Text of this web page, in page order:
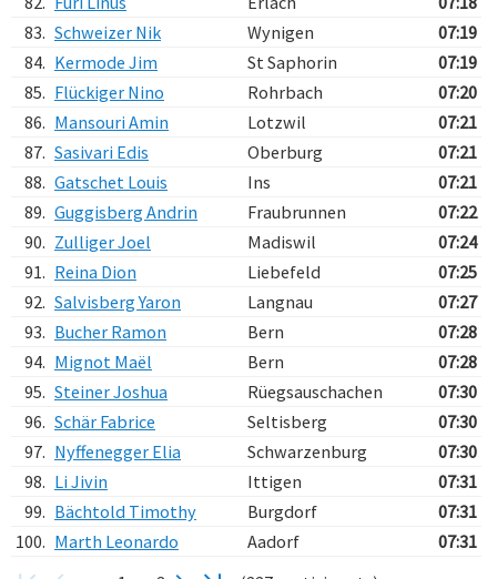
83. Schweizer Nik Wynigen
07:19
84. Kermode Jim St Saphorin
07:19
85. Flückiger Nino Rohrbach
07:20
86. Mansouri Amin Lotzwil
07:21
87. Sasivari Edis Oberburg
07:21
88. Gatschet Louis Ins
07:21
89. Guggisberg Andrin Fraubrunnen
07:22
90. Zulliger Joel Madiswil
07:24
91. Reina Dion Liebefeld
07:25
92. Salvisberg Yaron Langnau
07:27
93. Bucher Ramon Bern
07:28
94. Mignot Maël Bern
07:28
95. Steiner Joshua Rüegsauschachen
07:30
96. Schär Fabrice Seltisberg
07:30
97. Nyffenegger Elia Schwarzenburg
07:30
98. Li Jivin Ittigen
07:31
99. Bächtold Timothy Burgdorf
07:31
100. Marth Leonardo Aadorf
07:31